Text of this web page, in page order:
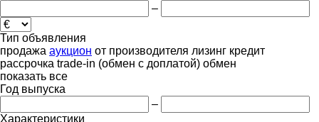
–
Тип объявления
продажа аукцион от производителя лизинг кредит
рассрочка trade-in (обмен с доплатой) обмен
показать все
Год выпуска
–
Характеристики